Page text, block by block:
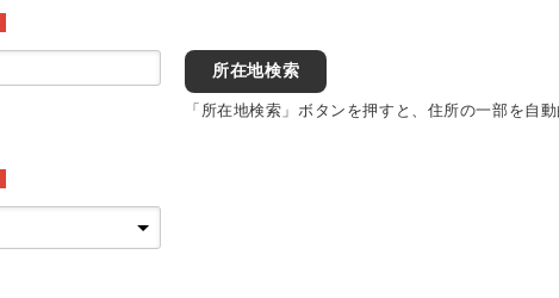
所在地検索
「所在地検索」ボタンを押すと、住所の一部を自動